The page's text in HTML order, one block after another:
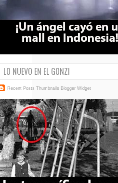
LO NUEVO EN EL GONZI
Recent Posts Thumbnails Blogger Widget